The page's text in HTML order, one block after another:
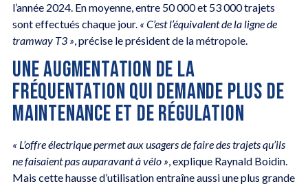
l’année 2024. En moyenne, entre 50 000 et 53 000 trajets
sont effectués chaque jour. « C’est l’équivalent de la ligne de
tramway T3 », précise le président de la métropole.
UNE AUGMENTATION DE LA
FRÉQUENTATION QUI DEMANDE PLUS DE
MAINTENANCE ET DE RÉGULATION
« L’offre électrique permet aux usagers de faire des trajets qu’ils
ne faisaient pas auparavant à vélo », explique Raynald Boidin.
Mais cette hausse d’utilisation entraîne aussi une plus grande